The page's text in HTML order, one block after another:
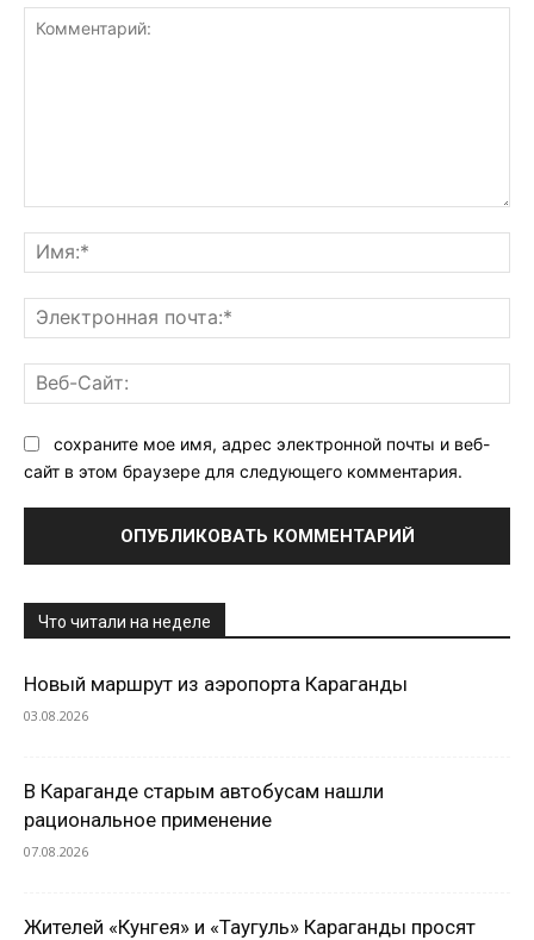
сохраните мое имя, адрес электронной почты и веб-
сайт в этом браузере для следующего комментария.
Что читали на неделе
Новый маршрут из аэропорта Караганды
03.08.2026
В Караганде старым автобусам нашли
рациональное применение
07.08.2026
Жителей «Кунгея» и «Таугуль» Караганды просят